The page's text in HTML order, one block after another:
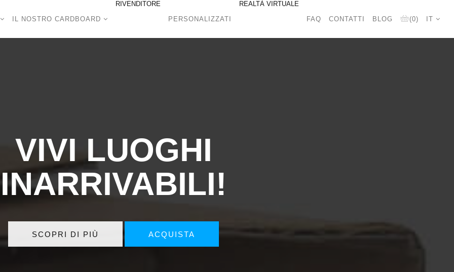
IL NOSTRO CARDBOARD
RIVENDITORE
PERSONALIZZATI
REALTÀ VIRTUALE
FAQ
CONTATTI BLOG (0) IT
VIVI LUOGHI
INARRIVABILI!
SCOPRI DI PIÙ ACQUISTA